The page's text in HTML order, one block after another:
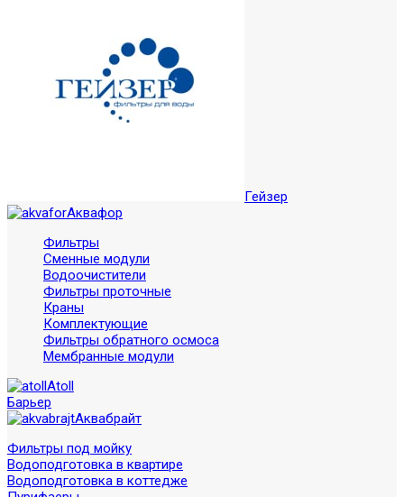
Гейзер
Аквафор
Фильтры
Сменные модули
Водоочистители
Фильтры проточные
Краны
Комплектующие
Фильтры обратного осмоса
Мембранные модули
Atoll
Барьер
Аквабрайт
Фильтры под мойку
Водоподготовка в квартире
Водоподготовка в коттедже